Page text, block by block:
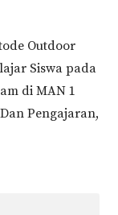
Outdoor
Siswa pada
di MAN 1
Pengajaran,